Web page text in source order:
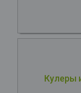
Кулеры